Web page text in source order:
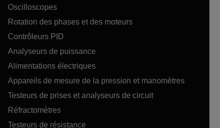
Oscilloscopes
Rotation des phases et des moteurs
Contrôleurs PID
Analyseurs de puissance
Alimentations électriques
Appareils de mesure de la pression et manomètres
Testeurs de prises et analyseurs de circuit
Réfractomètres
Testeurs de résistance